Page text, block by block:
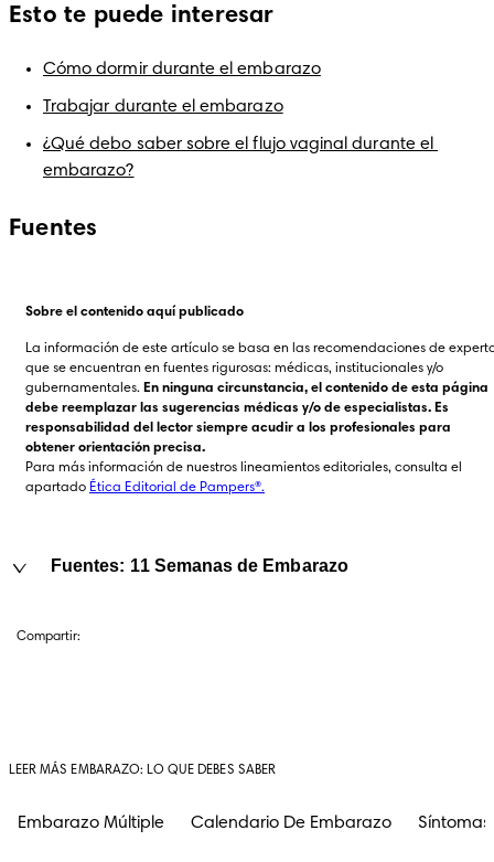
Esto te puede interesar
Cómo dormir durante el embarazo
Trabajar durante el embarazo
¿Qué debo saber sobre el flujo vaginal durante el
embarazo?
Fuentes
Sobre el contenido aquí publicado
La información de este artículo se basa en las recomendaciones de
que se encuentran en fuentes rigurosas: médicas, institucionales y/o
gubernamentales. En ninguna circunstancia, el contenido de esta página
debe reemplazar las sugerencias médicas y/o de especialistas. Es
responsabilidad del lector siempre acudir a los profesionales para
obtener orientación precisa.
Para más información de nuestros lineamientos editoriales, consulta el
apartado Ética Editorial de Pampers®.
Fuentes: 11 Semanas de Embarazo
Compartir:
LEER MÁS EMBARAZO: LO QUE DEBES SABER
Embarazo Múltiple Calendario De Embarazo